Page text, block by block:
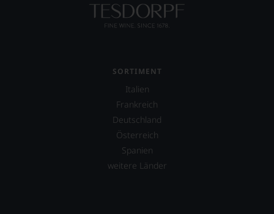
SORTIMENT
Italien
Frankreich
Deutschland
Österreich
Spanien
weitere Länder